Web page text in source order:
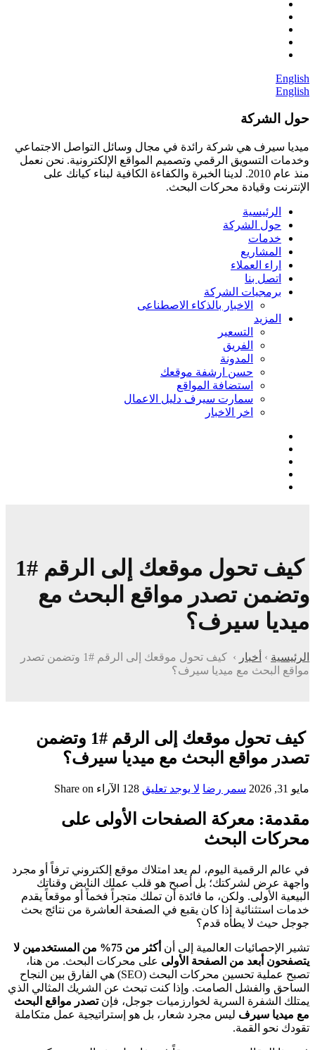
English
English
حول الشركة
ميديا ​​سيرف هي شركة رائدة في مجال وسائل التواصل الاجتماعي
وخدمات التسويق الرقمي وتصميم المواقع الإلكترونية. نحن نعمل
منذ عام 2010. لدينا الخبرة والكفاءة الكافية لبناء كيانك على
الإنترنت وقيادة محركات البحث.
الرئيسية
حول الشركة
خدمات
المشاريع
اراء العملاء
اتصل بنا
برمجيات الشركة
الاخبار بالذكاء الاصطناعى
المزيد
التسعير
الفريق
المدونة
حسن ارشفة موقعك
استضافة المواقع
سمارت سيرف دليل الاعمال
اخر الاخبار
كيف تحول موقعك إلى الرقم #1
وتضمن تصدر مواقع البحث مع
ميديا سيرف؟
الرئيسية › أخبار ›
كيف تحول موقعك إلى الرقم #1 وتضمن تصدر
مواقع البحث مع ميديا سيرف؟
كيف تحول موقعك إلى الرقم #1 وتضمن
تصدر مواقع البحث مع ميديا سيرف؟
مايو 31, 2026 سمر رضا لا يوجد تعليق 128 الآراء Share on
مقدمة: معركة الصفحات الأولى على
محركات البحث
في عالم الرقمية اليوم، لم يعد امتلاك موقع إلكتروني ترفاً أو مجرد
واجهة عرض لشركتك؛ بل أصبح هو قلب عملك النابض وقناتك
البيعية الأولى. ولكن، ما فائدة أن تملك متجراً فخماً أو موقعاً يقدم
خدمات استثنائية إذا كان يقبع في الصفحة العاشرة من نتائج بحث
جوجل حيث لا يطأه قدم؟
تشير الإحصائيات العالمية إلى أن
أكثر من 75% من المستخدمين لا
يتصفحون أبعد من الصفحة الأولى على محركات البحث. من هنا،
تصبح عملية تحسين محركات البحث (SEO) هي الفارق بين النجاح
الساحق والفشل الصامت. وإذا كنت تبحث عن الشريك المثالي الذي
يمتلك الشفرة السرية لخوارزميات جوجل، فإنتصدر مواقع البحث
مع ميديا سيرف ليس مجرد شعار، بل هو إستراتيجية عمل متكاملة
تقودك نحو القمة.